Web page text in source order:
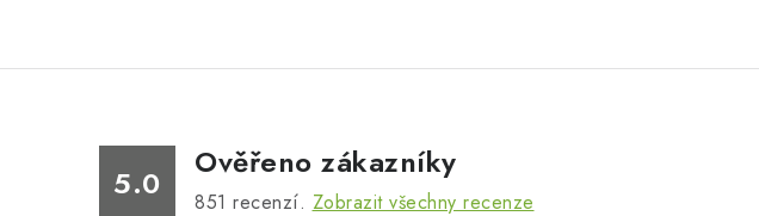
5.0
Ověřeno zákazníky
851 recenzí. Zobrazit všechny recenze